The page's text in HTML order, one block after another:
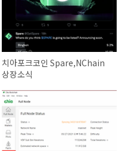
치아포크코인 Spare,NChain
상장소식